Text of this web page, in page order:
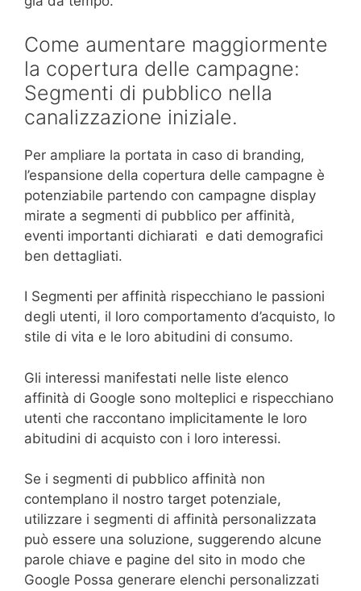
Come aumentare maggiormente
la copertura delle campagne:
Segmenti di pubblico nella
canalizzazione iniziale.
Per ampliare la portata in caso di branding,
l’espansione della copertura delle campagne è
potenziabile partendo con campagne display
mirate a segmenti di pubblico per affinità,
eventi importanti dichiarati e dati demografici
ben dettagliati.
I Segmenti per affinità rispecchiano le passioni
degli utenti, il loro comportamento d’acquisto, lo
stile di vita e le loro abitudini di consumo.
Gli interessi manifestati nelle liste elenco
affinità di Google sono molteplici e rispecchiano
utenti che raccontano implicitamente le loro
abitudini di acquisto con i loro interessi.
Se i segmenti di pubblico affinità non
contemplano il nostro target potenziale,
utilizzare i segmenti di affinità personalizzata
può essere una soluzione, suggerendo alcune
parole chiave e pagine del sito in modo che
Google Possa generare elenchi personalizzati